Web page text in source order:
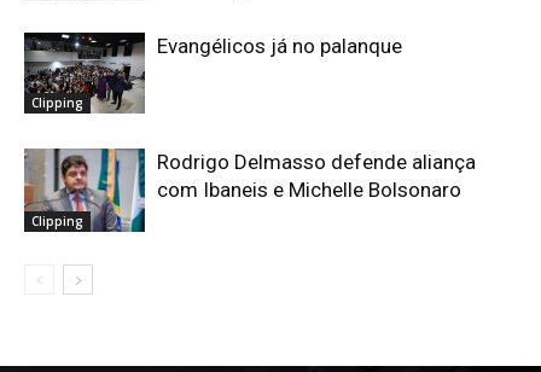
Clipping
Evangélicos já no palanque
Clipping
Rodrigo Delmasso defende aliança
com Ibaneis e Michelle Bolsonaro